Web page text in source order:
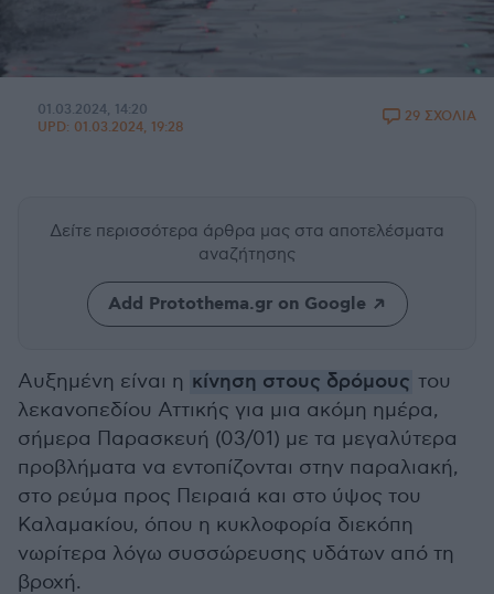
01.03.2024, 14:20
UPD: 01.03.2024, 19:28
29 ΣΧΟΛΙΑ
Δείτε περισσότερα άρθρα μας στα αποτελέσματα
αναζήτησης
Add Protothema.gr on Google
Αυξημένη είναι η κίνηση στους δρόμους του
λεκανοπεδίου Αττικής για μια ακόμη ημέρα,
σήμερα Παρασκευή (03/01) με τα μεγαλύτερα
προβλήματα να εντοπίζονται στην παραλιακή,
στο ρεύμα προς Πειραιά και στο ύψος του
Καλαμακίου, όπου η κυκλοφορία διεκόπη
νωρίτερα λόγω συσσώρευσης υδάτων από τη
βροχή.